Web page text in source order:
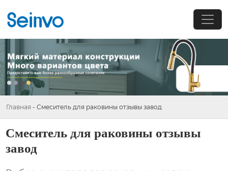
Главная - Смеситель для раковины отзывы завод
Смеситель для раковины отзывы
завод